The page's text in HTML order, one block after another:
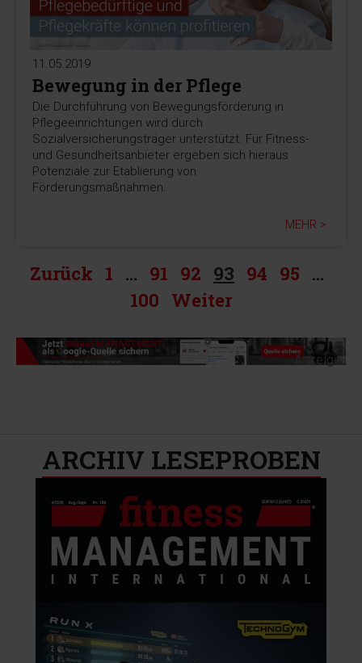
11.05.2019
Bewegung in der Pflege
Die Durchführung von Bewegungsförderung in
Pflegeeinrichtungen wird durch
Sozialversicherungsträger unterstützt. Für Fitness-
und Gesundheitsanbieter ergeben sich hieraus
Potenziale zur Etablierung von
Förderungsmaßnahmen.
MEHR >
Zurück 1 … 91 92 93 94 95 …
100 Weiter
-Anzeige-
ARCHIV LESEPROBEN​